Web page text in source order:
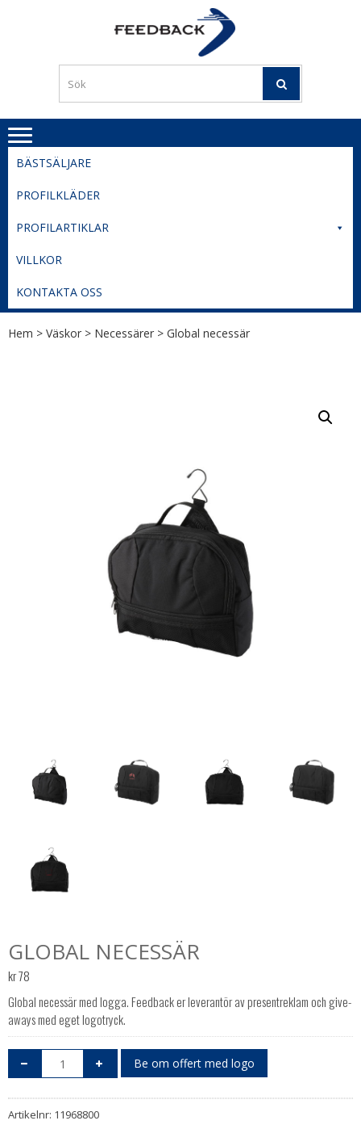
TIL
BESTE
PRISER
BÄSTSÄLJARE
PROFILKLÄDER
PROFILARTIKLAR
VILLKOR
KONTAKTA OSS
Hem > Väskor > Necessärer > Global necessär
GLOBAL NECESSÄR
kr78
Global necessär med logga. Feedback er leverantör av presentreklam och give-
aways med eget logotryck.
Be om offert med logo
Artikelnr: 11968800